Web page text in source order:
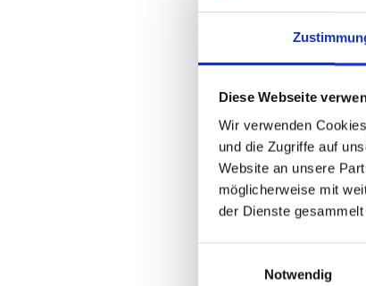
Diese Webseite
Wir verwenden
und die Zugriffe auf
Website an unsere
möglicherweise mit
der Dienste gesammelt
Notwendig